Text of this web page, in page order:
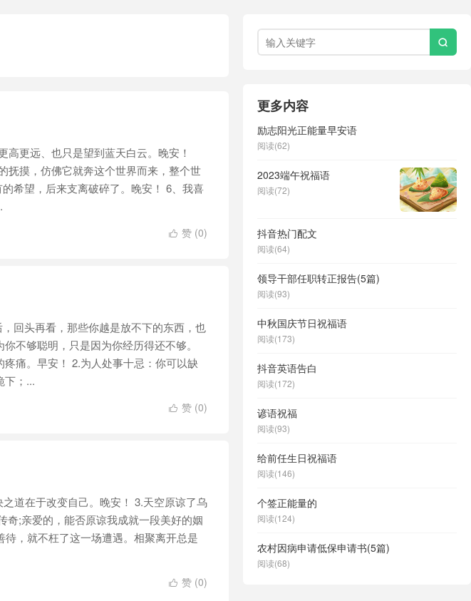
更远、也只是望到蓝天白云。晚安！
抚摸，仿佛它就奔这个世界而来，整个世
希望，后来支离破碎了。晚安！ 6、我喜
 赞 (0)
回头再看，那些你越是放不下的东西，也
不够聪明，只是因为你经历得还不够。
痛。早安！ 2.为人处事十忌：你可以缺
下；...
 赞 (0)
道在于改变自己。晚安！ 3.天空原谅了乌
奇;亲爱的，能否原谅我成就一段美好的姻
，就不枉了这一场遭遇。相聚离开总是
 赞 (0)

更多内容
励志阳光正能量早安语
阅读(62)
2023端午祝福语
阅读(72)
抖音热门配文
阅读(64)
领导干部任职转正报告(5篇)
阅读(93)
中秋国庆节日祝福语
阅读(173)
抖音英语告白
阅读(172)
谚语祝福
阅读(93)
给前任生日祝福语
阅读(146)
个签正能量的
阅读(124)
农村因病申请低保申请书(5篇)
阅读(68)